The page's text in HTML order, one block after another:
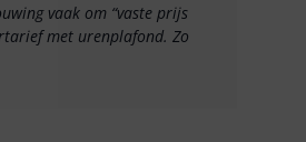
vaak om “vaste prijs
met urenplafond. Zo